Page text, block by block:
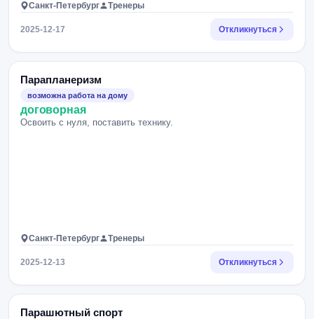
Санкт-Петербург Тренеры
2025-12-17 Откликнуться
Парапланеризм
возможна работа на дому
договорная
Освоить с нуля, поставить технику.
Санкт-Петербург Тренеры
2025-12-13 Откликнуться
Парашютный спорт